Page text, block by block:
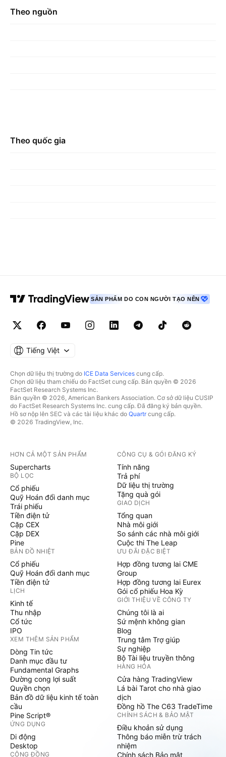
góp lớn nhất đến từ Bỉ, chiếm ‪2.05 B‬ EUR trong năm
ngoái., với ‪6.04 B‬ EUR trong năm trước đó.
Theo nguồn
Theo quốc gia
SẢN PHẨM DO CON NGƯỜI TẠO NÊN
Tiếng Việt
Chọn dữ liệu thị trường do ICE Data Services cung cấp.
Chọn dữ liệu tham chiếu do FactSet cung cấp. Bản quyền © 2026
FactSet Research Systems Inc.
Bản quyền © 2026, American Bankers Association. Cơ sở dữ liệu CUSIP
do FactSet Research Systems Inc. cung cấp. Đã đăng ký bản quyền.
Hồ sơ nộp lên SEC và các tài liệu khác do Quartrcung cấp.
© 2026 TradingView, Inc.
HƠN CẢ MỘT SẢN PHẨM
Supercharts
BỘ LỌC
Cổ phiếu
Quỹ Hoán đổi danh mục
Trái phiếu
Tiền điện tử
Cặp CEX
Cặp DEX
Pine
BẢN ĐỒ NHIỆT
Cổ phiếu
Quỹ Hoán đổi danh mục
Tiền điện tử
LỊCH
Kinh tế
Thu nhập
Cổ tức
IPO
XEM THÊM SẢN PHẨM
Dòng Tin tức
Danh mục đầu tư
Fundamental Graphs
Đường cong lợi suất
Quyền chọn
Bản đồ dữ liệu kinh tế toàn
cầu
Pine Script®
ỨNG DỤNG
Di động
Desktop
CỘNG ĐỒNG
CÔNG CỤ & GÓI ĐĂNG KÝ
Tính năng
Trả phí
Dữ liệu thị trường
Tặng quà gói
GIAO DỊCH
Tổng quan
Nhà môi giới
So sánh các nhà môi giới
Cuộc thi The Leap
ƯU ĐÃI ĐẶC BIỆT
Hợp đồng tương lai CME
Group
Hợp đồng tương lai Eurex
Gói cổ phiếu Hoa Kỳ
GIỚI THIỆU VỀ CÔNG TY
Chúng tôi là ai
Sứ mệnh không gian
Blog
Trung tâm Trợ giúp
Sự nghiệp
Bộ Tài liệu truyền thông
HÀNG HÓA
Cửa hàng TradingView
Lá bài Tarot cho nhà giao
dịch
Đồng hồ The C63 TradeTime
CHÍNH SÁCH & BẢO MẬT
Điều khoản sử dụng
Thông báo miễn trừ trách
nhiệm
Chính sách Bảo mật